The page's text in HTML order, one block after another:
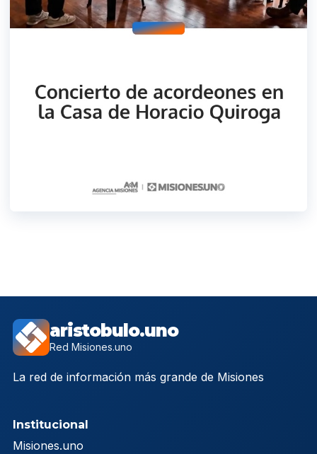
aristobulo.uno
Red Misiones.uno
La red de información más grande de Misiones
Institucional
Misiones.uno